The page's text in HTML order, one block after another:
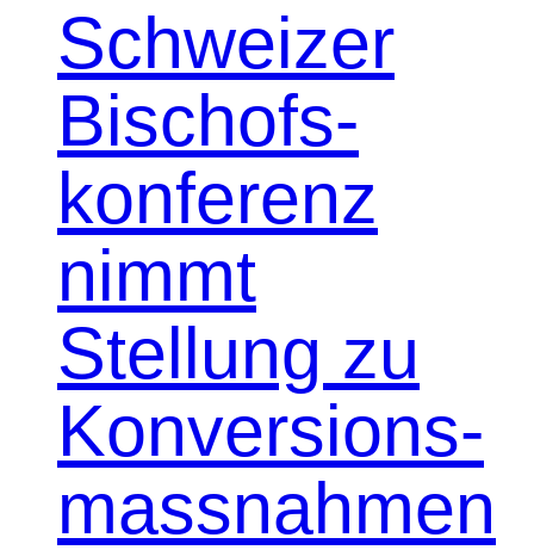
Schweizer
Bischofs-
konferenz
nimmt
Stellung zu
Konversions-
massnahmen